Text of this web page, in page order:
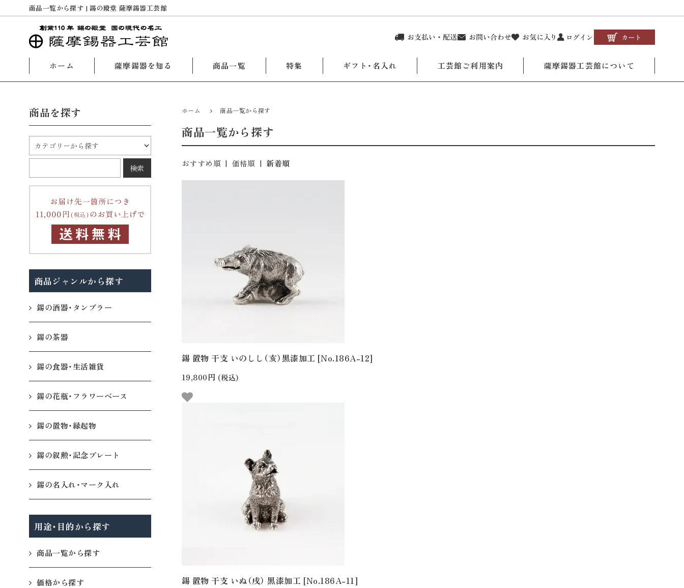
商品一覧から探す | 錫の殿堂 薩摩錫器工芸館
ホーム 薩摩錫器を知る 商品一覧 特集 ギフト・名入れ 工芸館ご利用案内 薩摩錫器工芸館について
ホーム 商品一覧から探す
商品一覧から探す
おすすめ順 | 価格順 |新着順
錫 置物 干支 いのしし（亥）黒漆加工 [No.186A-12]
19,800円 (税込)
錫 置物 干支 いぬ（戌） 黒漆加工 [No.186A-11]
商品を探す
商品ジャンルから探す
錫の酒器・タンブラー
錫の茶器
錫の食器・生活雑貨
錫の花瓶・フラワーベース
錫の置物・縁起物
錫の叙勲・記念プレート
錫の名入れ・マーク入れ
用途・目的から探す
商品一覧から探す
価格から探す